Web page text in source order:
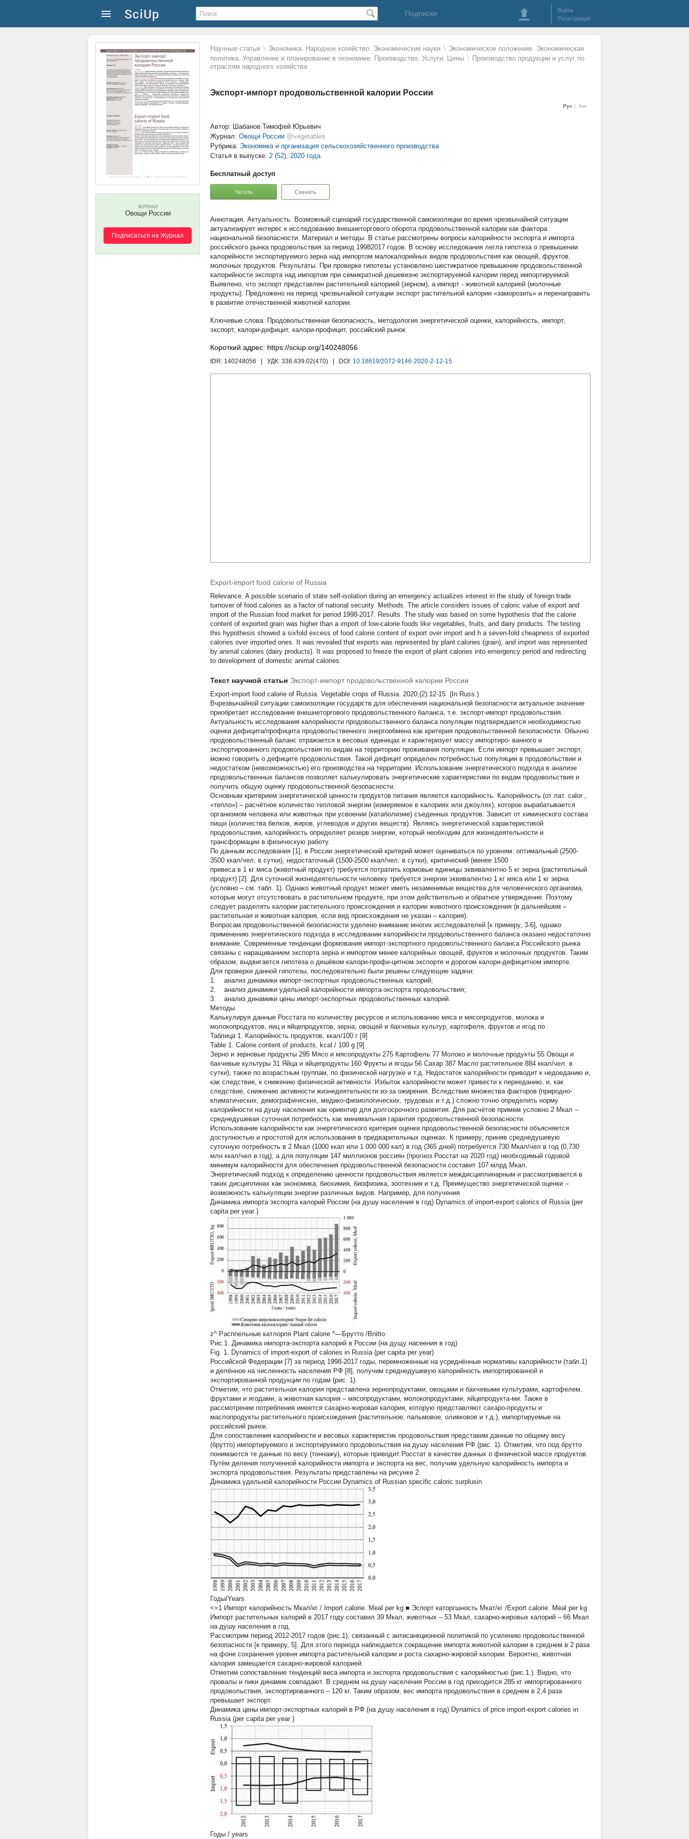
Подписки
Войти
Регистрация
Научные статьи \ Экономика. Народное хозяйство. Экономические науки \ Экономическое положение. Экономическая
политика. Управление и планирование в экономике. Производство. Услуги. Цены \ Производство продукции и услуг по
отраслям народного хозяйства
Экспорт-импорт продовольственной калории России
Рус Анг
ЖУРНАЛ
Овощи России
Подписаться на Журнал
Автор: Шабанов Тимофей Юрьевич
Журнал: Овощи России @vegetables
Рубрика: Экономика и организация сельскохозяйственного производства
Статья в выпуске: 2 (52), 2020 года.
Бесплатный доступ
Читать Скачать
Актуальность. Возможный сценарий государственной самоизоляции во время чрезвычайной ситуации
актуализирует интерес к исследованию внешнеторгового оборота продовольственной калории как фактора
национальной безопасности. Материал и методы. В статье рассмотрены вопросы калорийности экспорта и импорта
российского рынка продовольствия за период 19982017 годов. В основу исследования легла гипотеза о превышении
калорийности экспортируемого зерна над импортом малокалорийных видов продовольствия как овощей, фруктов,
молочных продуктов. Результаты. При проверке гипотезы установлено шестикратное превышение продовольственной
калорийности экспорта над импортом при семикратной дешевизне экспортируемой калории перед импортируемой.
Выявлено, что экспорт представлен растительной калорией (зерном), а импорт - животной калорией (молочные
продукты). Предложено на период чрезвычайной ситуации экспорт растительной калории «заморозить» и перенаправить
в развитие отечественной животной калории.
Продовольственная безопасность, методология энергетической оценки, калорийность, импорт,
экспорт, калори-дефицит, калори-профицит, российский рынок
Короткий адрес: https://sciup.org/140248056
IDR: 140248056 | УДК: 338.439.02(470) | DOI: 10.18619/2072-9146-2020-2-12-15
Export-import food calorie of Russia
Relevance. A possible scenario of state self-isolation during an emergency actualizes interest in the study of foreign trade
turnover of food calories as a factor of national security. Methods. The article considers issues of caloric value of export and
import of the Russian food market for period 1998-2017. Results. The study was based on some hypothesis that the calorie
content of exported grain was higher than a import of low-calorie foods like vegetables, fruits, and dairy products. The testing
this hypothesis showed a sixfold excess of food calorie content of export over import and h a seven-fold cheapness of exported
calories over imported ones. It was revealed that exports was represented by plant calories (grain), and import was represented
by animal calories (dairy products). It was proposed to freeze the export of plant calories into emergency period and redirecting
to development of domestic animal calories.
Текст научной статьи Экспорт-импорт продовольственной калории России
Export-import food calorie of Russia. Vegetable crops of Russia. 2020;(2):12-15. (In Russ.)
Вчрезвычайной ситуации самоизоляции государств для обеспечения национальной безопасности актуальное значение
приобретает исследование внешнеторгового продовольственного баланса, т.е. экспорт-импорт продовольствия.
Актуальность исследования калорийности продовольственного баланса популяции подтверждается необходимостью
оценки дефицита/профицита продовольственного энергообмена как критерия продовольственной безопасности. Обычно
продовольственный баланс отражается в весовых единицах и характеризует массу импортиро- ванного и
экспортированного продовольствия по видам на территорию проживания популяции. Если импорт превышает экспорт,
можно говорить о дефиците продовольствия. Такой дефицит определен потребностью популяции в продовольствии и
недостатком (невозможностью) его производства на территории. Использование энергетического подхода в анализе
продовольственных балансов позволяет калькулировать энергетические характеристики по видам продовольствия и
получить общую оценку продовольственной безопасности.
Основным критерием энергетической ценности продуктов питания является калорийность. Калорийность (от лат. calor ,
«тепло») – расчётное количество тепловой энергии (измеряемое в калориях или джоулях), которое вырабатывается
организмом человека или животных при усвоении (катаболизме) съеденных продуктов. Зависит от химического состава
пищи (количества белков, жиров, углеводов и других веществ). Являясь энергетической характеристикой
продовольствия, калорийность определяет резерв энергии, который необходим для жизнедеятельности и
трансформации в физическую работу.
По данным исследования [1], в России энергетический критерий может оцениваться по уровням: оптимальный (2500-
3500 ккал/чел. в сутки), недостаточный (1500-2500 ккал/чел. в сутки), критический (менее 1500
привеса в 1 кг мяса (животный продукт) требуется потратить кормовые единицы эквивалентно 5 кг зерна (растительный
продукт) [2]. Для суточной жизнедеятельности человеку требуется энергии эквивалентно 1 кг мяса или 1 кг зерна
(условно – см. табл. 1). Однако животный продукт может иметь незаменимые вещества для человеческого организма,
которые могут отсутствовать в растительном продукте, при этом действительно и обратное утверждение. Поэтому
следует разделять калории растительного происхождения и калории животного происхождения (в дальнейшем –
растительная и животная калория, если вид происхождения не указан – калория).
Вопросам продовольственной безопасности уделено внимание многих исследователей [к примеру, 3-6], однако
применению энергетического подхода в исследовании калорийности продовольственного баланса оказано недостаточно
внимание. Современные тенденции формования импорт-экспортного продовольственного баланса Российского рынка
связаны с наращиванием экспорта зерна и импортом менее калорийных овощей, фруктов и молочных продуктов. Таким
образом, выдвигается гипотеза о дешёвом калори-профи-цитном экспорте и дорогом калори-дефицитном импорте.
Для проверки данной гипотезы, последовательно были решены следующие задачи:
1. анализ динамики импорт-экспортных продовольственных калорий;
2. анализ динамики удельной калорийности импорта-экспорта продовольствия;
3. анализ динамики цены импорт-экспортных продовольственных калорий.
Методы
Калькулируя данные Росстата по количеству ресурсов и использованию мяса и мясопродуктов, молока и
молокопродуктов, яиц и яйцепродуктов, зерна, овощей и бахчевых культур, картофеля, фруктов и ягод по
Таблица 1. Калорийность продуктов, ккал/100 г [9]
Table 1. Calorie content of products, kcal / 100 g [9]
Зерно и зерновые продукты 295 Мясо и мясопродукты 275 Картофель 77 Молоко и молочные продукты 55 Овощи и
бахчевые культуры 31 Яйца и яйцепродукты 160 Фрукты и ягоды 56 Сахар 387 Масло растительное 884 ккал/чел. в
сутки), также по возрастным группам, по физической нагрузке и т.д. Недостаток калорийности приводит к недоеданию и,
как следствие, к снижению физической активности. Избыток калорийности может привести к перееданию, и, как
следствие, снижению активности жизнедеятельности из-за ожирения. Вследствие множества факторов (природно-
климатических, демографических, медико-физиологических, трудовых и т.д.) сложно точно определить норму
калорийности на душу населения как ориентир для долгосрочного развития. Для расчётов примем условно 2 Мкал –
среднедушевая суточная потребность как минимальная гарантия продовольственной безопасности.
Использование калорийности как энергетического критерия оценки продовольственной безопасности объясняется
доступностью и простотой для использования в предварительных оценках. К примеру, приняв среднедушевую
суточную потребность в 2 Мкал (1000 ккал или 1 000 000 кал) в год (365 дней) потребуется 730 Мкал/чел в год (0,730
млн ккал/чел в год), а для популяции 147 миллионов россиян (прогноз Росстат на 2020 год) необходимый годовой
минимум калорийности для обеспечения продовольственной безопасности составит 107 млрд Мкал.
Энергетический подход к определению ценности продовольствия является междисциплинарным и рассматривается в
таких дисциплинах как экономика, биохимия, биофизика, зоотехния и т.д. Преимущество энергетической оценки –
возможность калькуляции энергии различных видов. Например, для получения
Динамика импорта экспорта калорий России (на душу населения в год) Dynamics of import-export calorics of Russia (per
capita per year )
z^ Расппельные катлорпя Plant calorie ^—Брутто /Bnitto
Рис.1. Динамика импорта-экспорта калорий в России (на дущу насеения в год)
Fig. 1. Dynamics of import-export of calories in Russia (per capita per year)
Российской Федерации [7] за период 1998-2017 годы, перемноженные на усреднённые нормативы калорийности (табл.1)
и делённое на численность населения РФ [8], получим среднедушевую калорийность импортированной и
экспортированной продукции по годам (рис. 1).
Отметим, что растительная калория представлена зернопродуктами, овощами и бахчевыми культурами, картофелем,
фруктами и ягодами, а животная калория – мясопродуктами, молокопродуктами, яйцепродукта-ми. Также в
рассмотрении потребления имеется сахарно-жировая калория, которую представляют сахаро-продукты и
маслопродукты растительного происхождения (растительное, пальмовое, оливковое и т.д.), импортируемые на
российский рынок.
Для сопоставления калорийности и весовых характеристик продовольствия представим данные по общему весу
(брутто) импортируемого и экспортируемого продовольствия на душу населения РФ (рис. 1). Отметим, что под брутто
понимаются те данные по весу (тоннажу), которые приводит Росстат в качестве данных о физической массе продуктов.
Путём деления полученной калорийности импорта и экспорта на вес, получим удельную калорийность импорта и
экспорта продовольствия. Результаты представлены на рисунке 2.
Динамика удельной калорийности России Dynamics of Russian specific caloric surplusin
Годы/Years
<=1 Импорт калорийность Мкал/кг / Import calorie. Meal per kg ■ Эспорт каторгшность Мкат/кг /Export calorie. Meal per kg
Импорт растительных калорий в 2017 году составил 39 Мкал, животных – 53 Мкал, сахарно-жировых калорий – 66 Мкал
на душу населения в год.
Рассмотрим период 2012-2017 годов (рис.1), связанный с антисанкционной политикой по усилению продовольственной
безопасности [к примеру, 5]. Для этого периода наблюдается сокращение импорта животной калории в среднем в 2 раза
на фоне сохранения уровня импорта растительной калории и роста сахарно-жировой калории. Вероятно, животная
калория замещается сахарно-жировой калорией.
Отметим сопоставление тенденций веса импорта и экспорта продовольствия с калорийностью (рис.1.). Видно, что
провалы и пики динамик совпадают. В среднем на душу населения России в год приходится 285 кг импортированного
продовольствия, экспортированного – 120 кг. Таким образом, вес импорта продовольствия в среднем в 2,4 раза
превышает экспорт.
Динамика цены импорт-экспортных калорий в РФ (на душу населения в год) Dynamics of price import-export calories in
Russia (per capita per year )
Годы / years